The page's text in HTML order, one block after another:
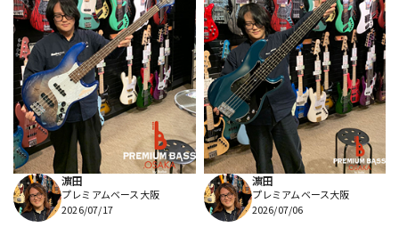
DJ機器 DTM
DTM オンライン納品 レコーディング機器
配信/ライブ機器 楽器アクセサリ
中古 ヴィンテージ
濵田
プレミアムベース大阪
2026/07/17
濵田
プレミアムベース大阪
2026/07/06